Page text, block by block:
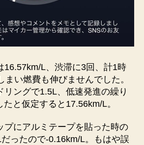
16.57km/L、渋滞に3回、計1時
まい燃費も伸びませんでした。
リングで1.5L、低速発進の繰り
と仮定すると17.56km/L。
プにアルミテープを貼った時の
ったので-0.16km/L。もはや誤